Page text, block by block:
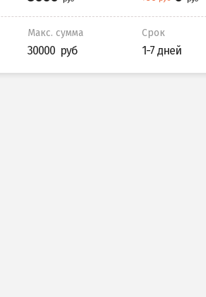
Макс. сумма
30000
Срок
1-7 дней